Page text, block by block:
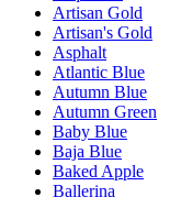
Artisan Gold
Artisan's Gold
Asphalt
Atlantic Blue
Autumn Blue
Autumn Green
Baby Blue
Baja Blue
Baked Apple
Ballerina